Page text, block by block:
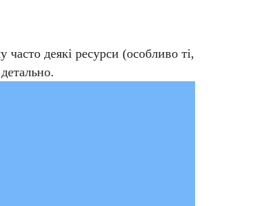
деякі ресурси (особливо ті,